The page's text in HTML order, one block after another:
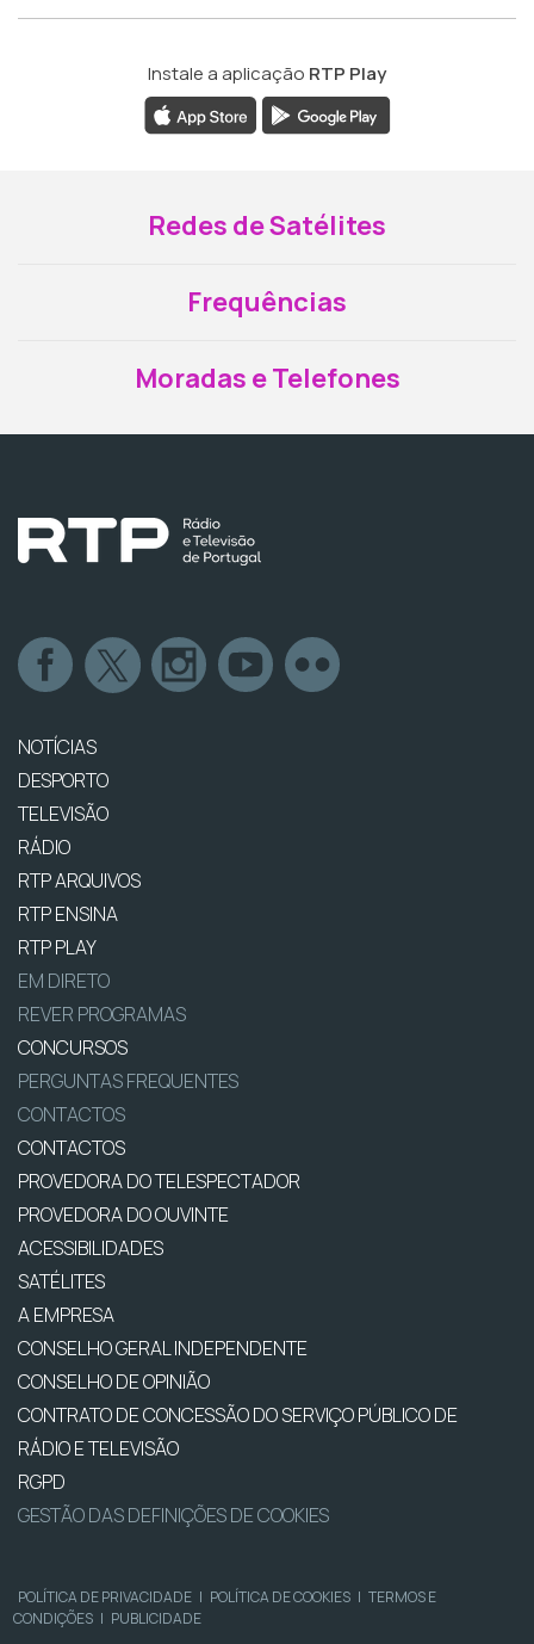
Instale a aplicação RTP Play
Redes de Satélites
Frequências
Moradas e Telefones
NOTÍCIAS
DESPORTO
TELEVISÃO
RÁDIO
RTP ARQUIVOS
RTP ENSINA
RTP PLAY
EM DIRETO
REVER PROGRAMAS
CONCURSOS
PERGUNTAS FREQUENTES
CONTACTOS
CONTACTOS
PROVEDORA DO TELESPECTADOR
PROVEDORA DO OUVINTE
ACESSIBILIDADES
SATÉLITES
A EMPRESA
CONSELHO GERAL INDEPENDENTE
CONSELHO DE OPINIÃO
CONTRATO DE CONCESSÃO DO SERVIÇO PÚBLICO DE
RÁDIO E TELEVISÃO
RGPD
GESTÃO DAS DEFINIÇÕES DE COOKIES
POLÍTICA DE PRIVACIDADE | POLÍTICA DE COOKIES | TERMOS E
CONDIÇÕES | PUBLICIDADE